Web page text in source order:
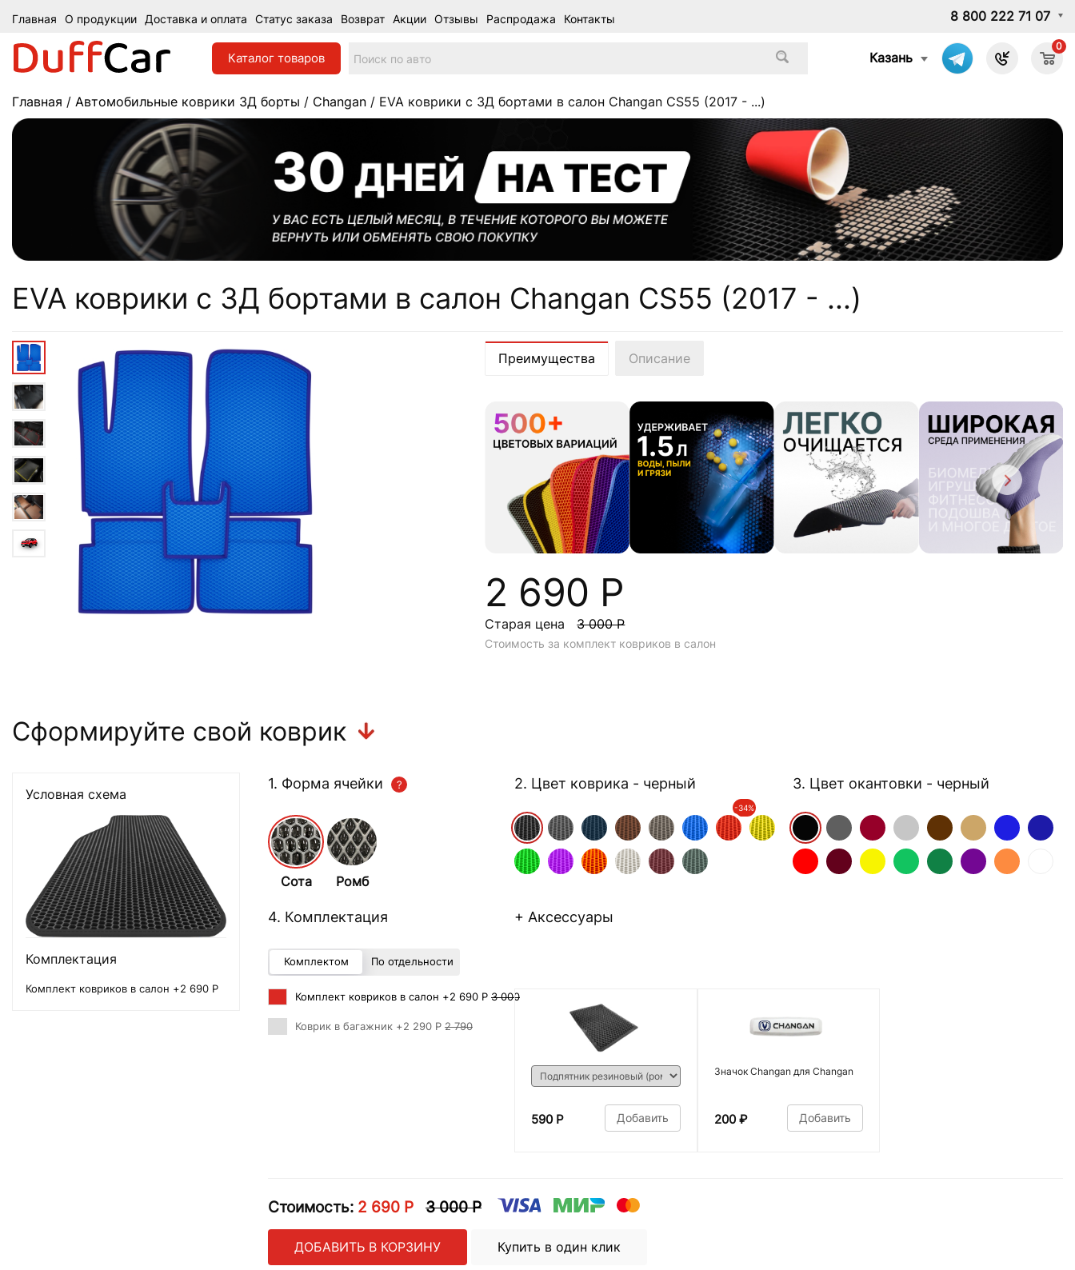
Главная О продукции Доставка и оплата Статус заказа Возврат Акции Отзывы Распродажа Контакты 8 800 222 71 07
Каталог товаров Казань
0
Главная / Автомобильные коврики 3Д борты / Changan / EVA коврики c 3Д бортами в салон Changan CS55 (2017 - ...)
EVA коврики c 3Д бортами в салон Changan CS55 (2017 - ...)
Преимущества Описание
2 690 Р
Старая цена 3 000 Р
Стоимость за комплект ковриков в салон
Сформируйте свой коврик
1. Форма ячейки
Сота Ромб
2. Цвет коврика - черный
-34%
3. Цвет окантовки - черный
4. Комплектация
Комплектом По отдельности
Комплект ковриков в салон +2 690 Р 3 000
Коврик в багажник +2 290 Р 2 790
+ Аксессуары
590 Р Добавить
Значок Changan для Changan
200 ₽ Добавить
Стоимость: 2 690 Р 3 000 Р
ДОБАВИТЬ В КОРЗИНУ Купить в один клик
Условная схема
Комплектация
Комплект ковриков в салон +2 690 Р